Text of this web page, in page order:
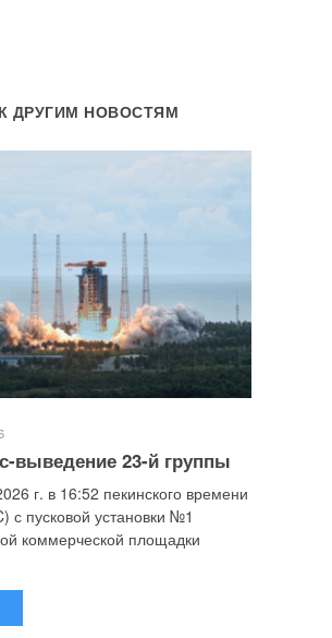
К ДРУГИМ НОВОСТЯМ
выведение 23-й группы
г. в 16:52 пекинского времени
с пусковой установки №1
коммерческой площадки